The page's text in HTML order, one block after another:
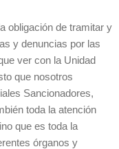
obligación de tramitar y
y denuncias por las
ver con la Unidad
que nosotros
Sancionadores,
toda la atención
que es toda la
órganos y